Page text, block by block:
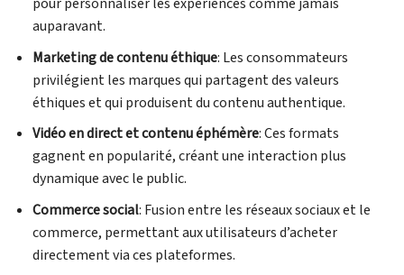
auparavant.
Marketing de contenu éthique: Les consommateurs
privilégient les marques qui partagent des valeurs
éthiques et qui produisent du contenu authentique.
Vidéo en direct et contenu éphémère: Ces formats
gagnent en popularité, créant une interaction plus
dynamique avec le public.
Commerce social: Fusion entre les réseaux sociaux et le
commerce, permettant aux utilisateurs d’acheter
directement via ces plateformes.